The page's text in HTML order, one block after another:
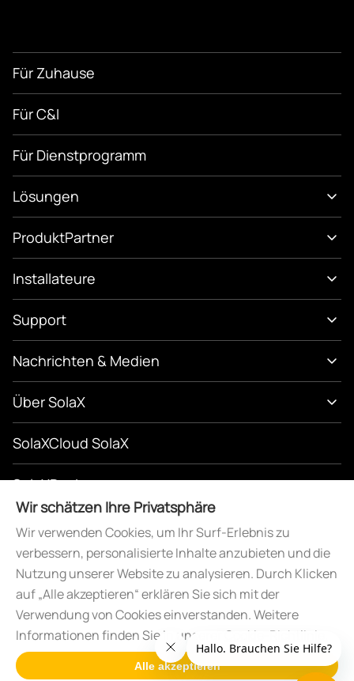
Für Zuhause
Für C&I
Für Dienstprogramm
Lösungen
ProduktPartner
Installateure
Support
Nachrichten & Medien
Über SolaX
SolaXCloud SolaX
SolaXDesign
SolaXDeveloper
Wir schätzen Ihre Privatsphäre
Wir verwenden Cookies, um Ihr Surf-Erlebnis zu
verbessern, personalisierte Inhalte anzubieten und die
Nutzung unserer Website zu analysieren. Durch Klicken
auf „Alle akzeptieren“ erklären Sie sich mit der
Verwendung von Cookies einverstanden. Weitere
Informationen finden Sie in unserer
Cookie-Richtlinie.
Alle akzeptieren